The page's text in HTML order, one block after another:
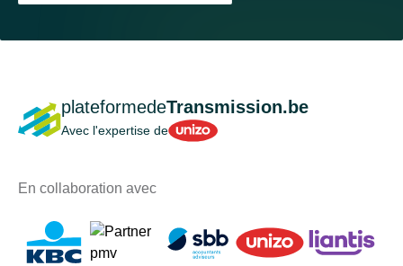
plateformedeTransmission.be
Avec l'expertise deUnizo
En collaboration avec